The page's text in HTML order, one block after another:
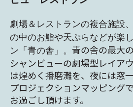
劇場＆レストランの複合施設
の中のお鮨や天ぷらなどが楽
ン「青の舎」。 青の舎の最大
シャンビューの劇場型レイア
は煌めく播磨灘を、夜には窓
プロジェクションマッピング
お過ごし頂けます。